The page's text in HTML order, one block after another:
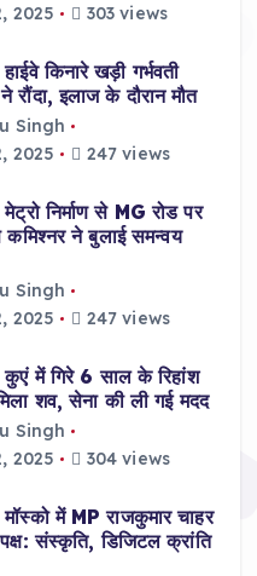
2025
303 views
किनारे खड़ी गर्भवती
रौंदा, इलाज के दौरान मौत
Singh
2025
247 views
निर्माण से MG रोड पर
कमिश्नर ने बुलाई समन्वय
Singh
2025
247 views
में गिरे 6 साल के रिहांश
शव, सेना की ली गई मदद
Singh
2025
304 views
में MP राजकुमार चाहर
संस्कृति, डिजिटल क्रांति